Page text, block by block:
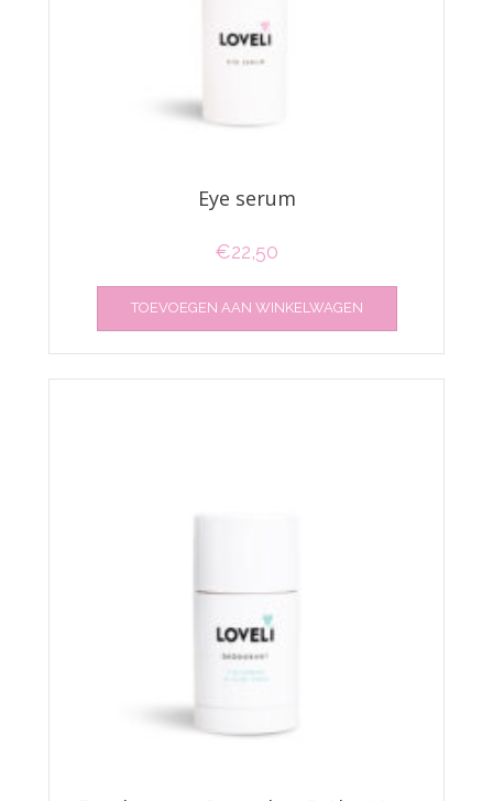
Eye serum
€22,50
TOEVOEGEN AAN WINKELWAGEN